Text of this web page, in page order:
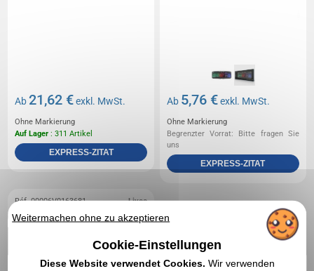
Ab21,62 €exkl. MwSt.
Ohne Markierung
Auf Lager : 311 Artikel
EXPRESS-ZITAT
Ab 5,76 €exkl. MwSt.
Ohne Markierung
Begrenzter Vorrat: Bitte fragen Sie
uns
EXPRESS-ZITAT
Livoo
Réf. 00006V0163681
Semimechanische
Gaming-Tastatur
Weitermachen ohne zu akzeptieren
Cookie-Einstellungen
Diese Website verwendet Cookies. Wir verwenden